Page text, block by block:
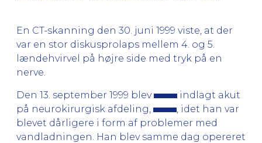
En CT-skanning den 30. juni 1999 viste, at der
var en stor diskusprolaps mellem 4. og 5.
lændehvirvel på højre side med tryk på en
nerve.
Den 13. september 1999 blev
indlagt akut
på neurokirurgisk afdeling,
, idet han var
blevet dårligere i form af problemer med
vandladningen. Han blev samme dag opereret